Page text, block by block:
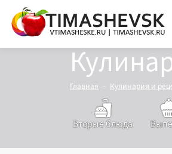
Главная Кулинария и
Вторые блюда